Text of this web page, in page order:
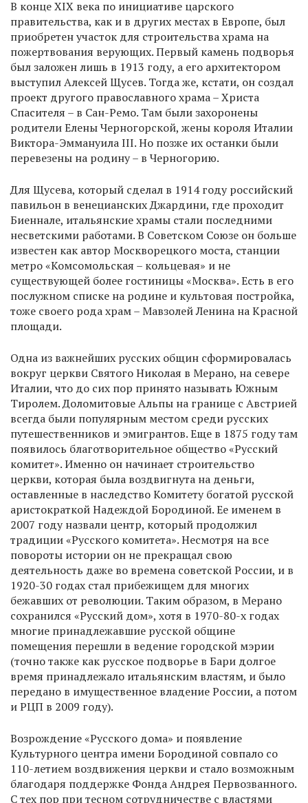
В конце XIX века по инициативе царского
правительства, как и в других местах в Европе, был
приобретен участок для строительства храма на
пожертвования верующих. Первый камень подворья
был заложен лишь в 1913 году, а его архитектором
выступил Алексей Щусев. Тогда же, кстати, он создал
проект другого православного храма – Христа
Спасителя – в Сан-Ремо. Там были захоронены
родители Елены Черногорской, жены короля Италии
Виктора-Эммануила III. Но позже их останки были
перевезены на родину – в Черногорию.
Для Щусева, который сделал в 1914 году российский
павильон в венецианских Джардини, где проходит
Биеннале, итальянские храмы стали последними
несветскими работами. В Советском Союзе он больше
известен как автор Москворецкого моста, станции
метро «Комсомольская – кольцевая» и не
существующей более гостиницы «Москва». Есть в его
послужном списке на родине и культовая постройка,
тоже своего рода храм – Мавзолей Ленина на Красной
площади.
Одна из важнейших русских общин сформировалась
вокруг церкви Святого Николая в Мерано, на севере
Италии, что до сих пор принято называть Южным
Тиролем. Доломитовые Альпы на границе с Австрией
всегда были популярным местом среди русских
путешественников и эмигрантов. Еще в 1875 году там
появилось благотворительное общество «Русский
комитет». Именно он начинает строительство
церкви, которая была воздвигнута на деньги,
оставленные в наследство Комитету богатой русской
аристократкой Надеждой Бородиной. Ее именем в
2007 году назвали центр, который продолжил
традиции «Русского комитета». Несмотря на все
повороты истории он не прекращал свою
деятельность даже во времена советской России, и в
1920-30 годах стал прибежищем для многих
бежавших от революции. Таким образом, в Мерано
сохранился «Русский дом», хотя в 1970-80-х годах
многие принадлежавшие русской общине
помещения перешли в ведение городской мэрии
(точно также как русское подворье в Бари долгое
время принадлежало итальянским властям, и было
передано в имущественное владение России, а потом
и РЦП в 2009 году).
Возрождение «Русского дома» и появление
Культурного центра имени Бородиной совпало со
110-летием воздвижения церкви и стало возможным
благодаря поддержке Фонда Андрея Первозванного.
С тех пор при тесном сотрудничестве с властями